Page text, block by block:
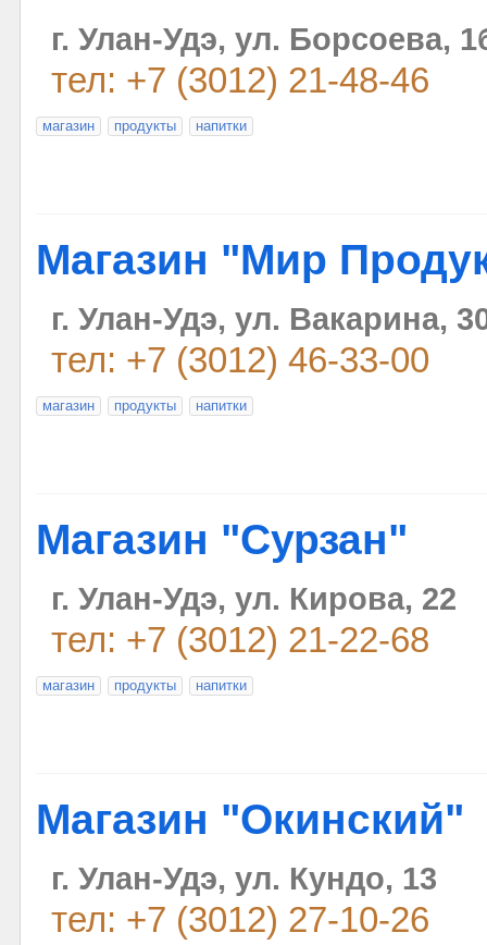
г. Улан-Удэ, ул. Борсоева,
тел: +7 (3012) 21-48-46
магазин продукты напитки
Магазин "Мир
г. Улан-Удэ, ул. Вакарина,
тел: +7 (3012) 46-33-00
магазин продукты напитки
Магазин "Сурзан"
г. Улан-Удэ, ул. Кирова, 22
тел: +7 (3012) 21-22-68
магазин продукты напитки
Магазин "Окинский"
г. Улан-Удэ, ул. Кундо, 13
тел: +7 (3012) 27-10-26